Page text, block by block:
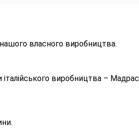
нашого власного виробництва.
виробництва – Мадрас